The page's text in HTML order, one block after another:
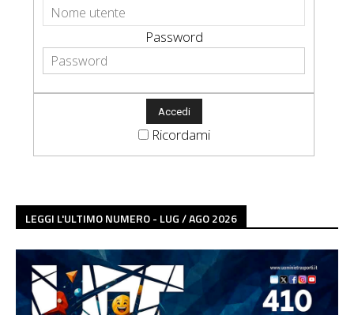
Password
Ricordami
LEGGI L'ULTIMO NUMERO - LUG / AGO 2026